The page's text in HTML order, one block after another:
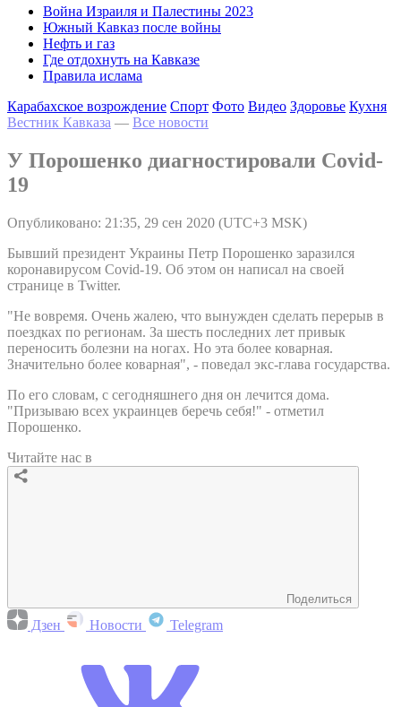
Война Израиля и Палестины 2023
Южный Кавказ после войны
Нефть и газ
Где отдохнуть на Кавказе
Правила ислама
Карабахское возрождение Спорт Фото Видео Здоровье Кухня
Вестник Кавказа — Все новости
У Порошенко диагностировали Covid-
19
Опубликовано: 21:35, 29 сен 2020 (UTC+3 MSK)
Бывший президент Украины Петр Порошенко заразился
коронавирусом Covid-19. Об этом он написал на своей
странице в Twitter.
"Не вовремя. Очень жалею, что вынужден сделать перерыв в
поездках по регионам. За шесть последних лет привык
переносить болезни на ногах. Но эта более коварная.
Значительно более коварная", - поведал экс-глава государства.
По его словам, с сегодняшнего дня он лечится дома.
"Призываю всех украинцев беречь себя!" - отметил
Порошенко.
Читайте нас в
Поделиться
Дзен Новости Telegram